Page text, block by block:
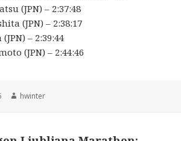
(JPN) – 2:37:48
(JPN) – 2:38:17
– 2:39:44
(JPN) – 2:44:46
Autor
hwinter